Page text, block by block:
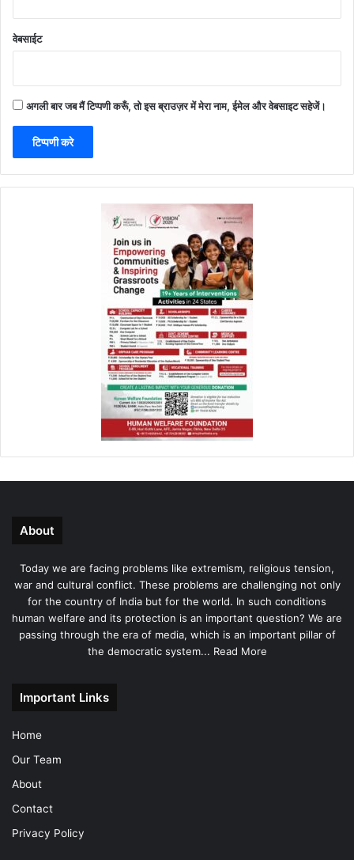
वेबसाईट
अगली बार जब मैं टिप्पणी करूँ, तो इस ब्राउज़र में मेरा नाम, ईमेल और वेबसाइट सहेजें।
About
Today we are facing problems like extremism, religious tension,
war and cultural conflict. These problems are challenging not only
for the country of India but for the world. In such conditions
human welfare and its protection is an important question? We are
passing through the era of media, which is an important pillar of
the democratic system... Read More
Important Links
Home
Our Team
About
Contact
Privacy Policy